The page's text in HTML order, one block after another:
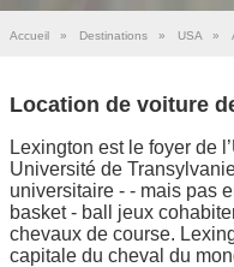
Accueil » Destinations » USA »
Location de voiture
Lexington est le foyer de
Université de
universitaire - - mais pas
basket - ball jeux
chevaux de course.
capitale du cheval du